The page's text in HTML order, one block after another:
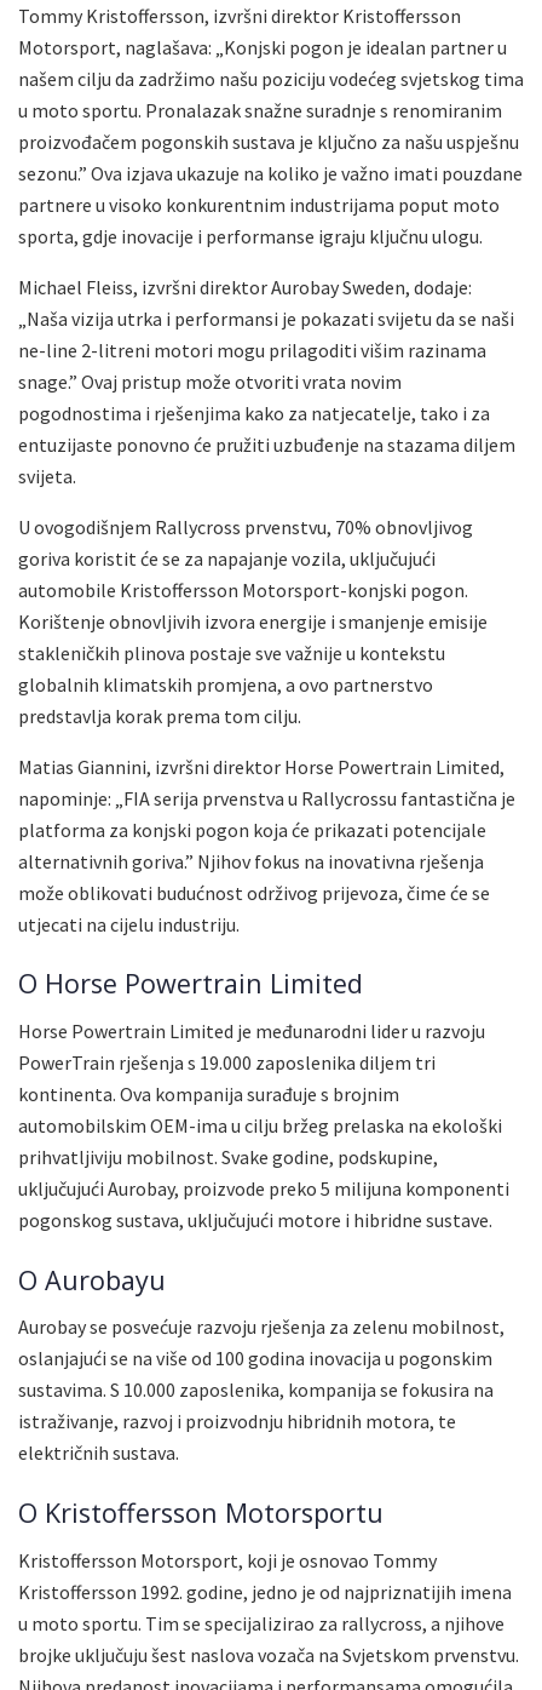
Tommy Kristoffersson, izvršni direktor Kristoffersson
Motorsport, naglašava: „Konjski pogon je idealan partner u
našem cilju da zadržimo našu poziciju vodećeg svjetskog tima
u moto sportu. Pronalazak snažne suradnje s renomiranim
proizvođačem pogonskih sustava je ključno za našu uspješnu
sezonu.” Ova izjava ukazuje na koliko je važno imati pouzdane
partnere u visoko konkurentnim industrijama poput moto
sporta, gdje inovacije i performanse igraju ključnu ulogu.
Michael Fleiss, izvršni direktor Aurobay Sweden, dodaje:
„Naša vizija utrka i performansi je pokazati svijetu da se naši
ne-line 2-litreni motori mogu prilagoditi višim razinama
snage.” Ovaj pristup može otvoriti vrata novim
pogodnostima i rješenjima kako za natjecatelje, tako i za
entuzijaste ponovno će pružiti uzbuđenje na stazama diljem
svijeta.
U ovogodišnjem Rallycross prvenstvu, 70% obnovljivog
goriva koristit će se za napajanje vozila, uključujući
automobile Kristoffersson Motorsport-konjski pogon.
Korištenje obnovljivih izvora energije i smanjenje emisije
stakleničkih plinova postaje sve važnije u kontekstu
globalnih klimatskih promjena, a ovo partnerstvo
predstavlja korak prema tom cilju.
Matias Giannini, izvršni direktor Horse Powertrain Limited,
napominje: „FIA serija prvenstva u Rallycrossu fantastična je
platforma za konjski pogon koja će prikazati potencijale
alternativnih goriva.” Njihov fokus na inovativna rješenja
može oblikovati budućnost održivog prijevoza, čime će se
utjecati na cijelu industriju.
O Horse Powertrain Limited
Horse Powertrain Limited je međunarodni lider u razvoju
PowerTrain rješenja s 19.000 zaposlenika diljem tri
kontinenta. Ova kompanija surađuje s brojnim
automobilskim OEM-ima u cilju bržeg prelaska na ekološki
prihvatljiviju mobilnost. Svake godine, podskupine,
uključujući Aurobay, proizvode preko 5 milijuna komponenti
pogonskog sustava, uključujući motore i hibridne sustave.
O Aurobayu
Aurobay se posvećuje razvoju rješenja za zelenu mobilnost,
oslanjajući se na više od 100 godina inovacija u pogonskim
sustavima. S 10.000 zaposlenika, kompanija se fokusira na
istraživanje, razvoj i proizvodnju hibridnih motora, te
električnih sustava.
O Kristoffersson Motorsportu
Kristoffersson Motorsport, koji je osnovao Tommy
Kristoffersson 1992. godine, jedno je od najpriznatijih imena
u moto sportu. Tim se specijalizirao za rallycross, a njihove
brojke uključuju šest naslova vozača na Svjetskom prvenstvu.